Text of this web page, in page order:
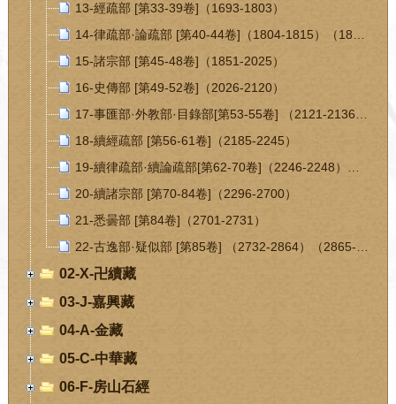
13-經疏部 [第33-39卷]（1693-1803）
15-諸宗部 [第45-48卷]（1851-2025）
16-史傳部 [第49-52卷]（2026-2120）
18-續經疏部 [第56-61卷]（2185-2245）
20-續諸宗部 [第70-84卷]（2296-2700）
21-悉曇部 [第84卷]（2701-2731）
02-X-卍續藏
03-J-嘉興藏
04-A-金藏
05-C-中華藏
06-F-房山石經